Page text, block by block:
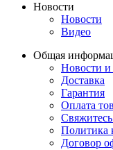
Новости
Новости
Видео
Общая
Новости и
Доставка
Гарантия
Оплата
Политика
Договор